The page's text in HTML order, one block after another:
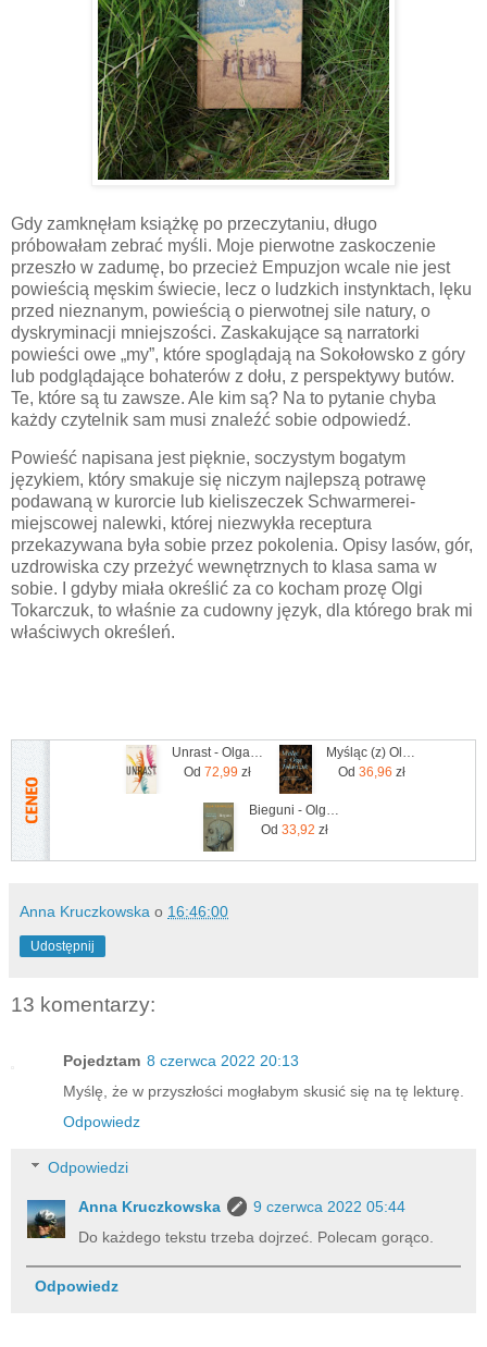
Gdy zamknęłam książkę po przeczytaniu, długo
próbowałam zebrać myśli. Moje pierwotne zaskoczenie
przeszło w zadumę, bo przecież Empuzjon wcale nie jest
powieścią męskim świecie, lecz o ludzkich instynktach, lęku
przed nieznanym, powieścią o pierwotnej sile natury, o
dyskryminacji mniejszości. Zaskakujące są narratorki
powieści owe „my”, które spoglądają na Sokołowsko z góry
lub podglądające bohaterów z dołu, z perspektywy butów.
Te, które są tu zawsze. Ale kim są? Na to pytanie chyba
każdy czytelnik sam musi znaleźć sobie odpowiedź.
Powieść napisana jest pięknie, soczystym bogatym
językiem, który smakuje się niczym najlepszą potrawę
podawaną w kurorcie lub kieliszeczek Schwarmerei-
miejscowej nalewki, której niezwykła receptura
przekazywana była sobie przez pokolenia. Opisy lasów, gór,
uzdrowiska czy przeżyć wewnętrznych to klasa sama w
sobie. I gdyby miała określić za co kocham prozę Olgi
Tokarczuk, to właśnie za cudowny język, dla którego brak mi
właściwych określeń.
Unrast - Olga Tokarczuk
Od 72,99 zł
Myśląc (z) Olgą Tokarczuk
Od 36,96 zł
Bieguni - Olga Tokarczuk
Od 33,92 zł
Anna Kruczkowska o 16:46:00
Udostępnij
13 komentarzy:
Pojedztam 8 czerwca 2022 20:13
Myślę, że w przyszłości mogłabym skusić się na tę lekturę.
Odpowiedz
Odpowiedzi
Anna Kruczkowska
9 czerwca 2022 05:44
Do każdego tekstu trzeba dojrzeć. Polecam gorąco.
Odpowiedz